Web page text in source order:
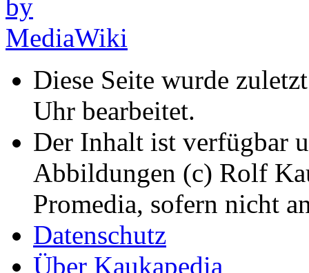
Diese Seite wurde
Uhr bearbeitet.
Der Inhalt ist verfügbar
Abbildungen (c) Rolf
Promedia, sofern nicht
Datenschutz
Über Kaukapedia